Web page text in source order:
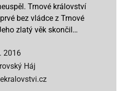
Trnové království
bez vládce z Trnové
zlatý věk skončil…
2016
Háj